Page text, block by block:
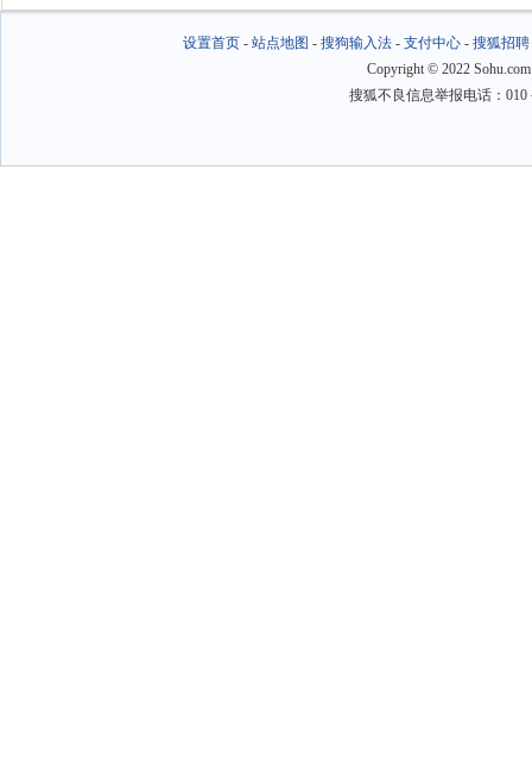
设置首页 -站点地图 -搜狗输入法 -支付中心 -搜狐招聘
Copyright © 2022
搜狐不良信息举报电话：010